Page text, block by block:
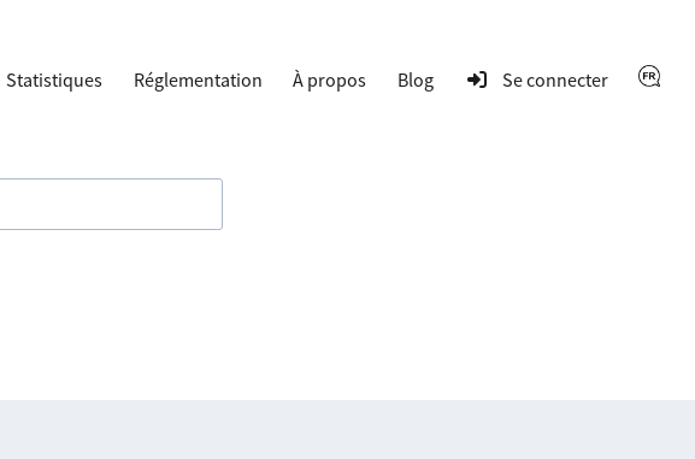
Statistiques Réglementation À propos Blog Se connecter